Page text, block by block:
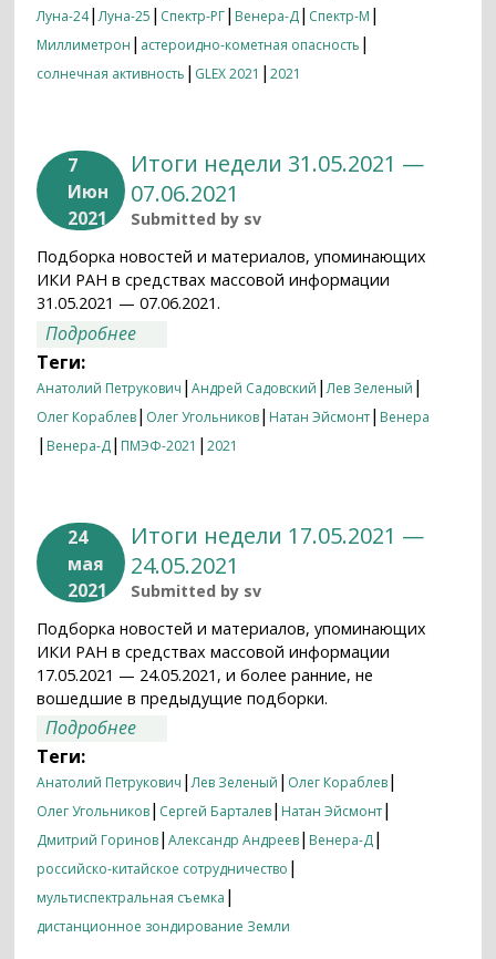
Луна-24|Луна-25 | Спектр-РГ| Венера-Д| Спектр-М |
Миллиметрон | астероидно-кометная опасность |
солнечная активность | GLEX 2021 |2021
7
Июн
2021
Итоги недели 31.05.2021 —
07.06.2021
Submitted by sv
Подборка новостей и материалов, упоминающих
ИКИ РАН в средствах массовой информации
31.05.2021 — 07.06.2021.
Подробнее
Теги:
Анатолий Петрукович |Андрей Садовский |Лев Зеленый |
Олег Кораблев| Олег Угольников| Натан Эйсмонт| Венера
| Венера-Д| ПМЭФ-2021 |2021
24
мая
2021
Итоги недели 17.05.2021 —
24.05.2021
Submitted by sv
Подборка новостей и материалов, упоминающих
ИКИ РАН в средствах массовой информации
17.05.2021 — 24.05.2021, и более ранние, не
вошедшие в предыдущие подборки.
Подробнее
Теги:
Анатолий Петрукович |Лев Зеленый | Олег Кораблев|
Олег Угольников| Сергей Барталев| Натан Эйсмонт|
Дмитрий Горинов|Александр Андреев| Венера-Д|
российско-китайское сотрудничество |
мультиспектральная съемка |
дистанционное зондирование Земли